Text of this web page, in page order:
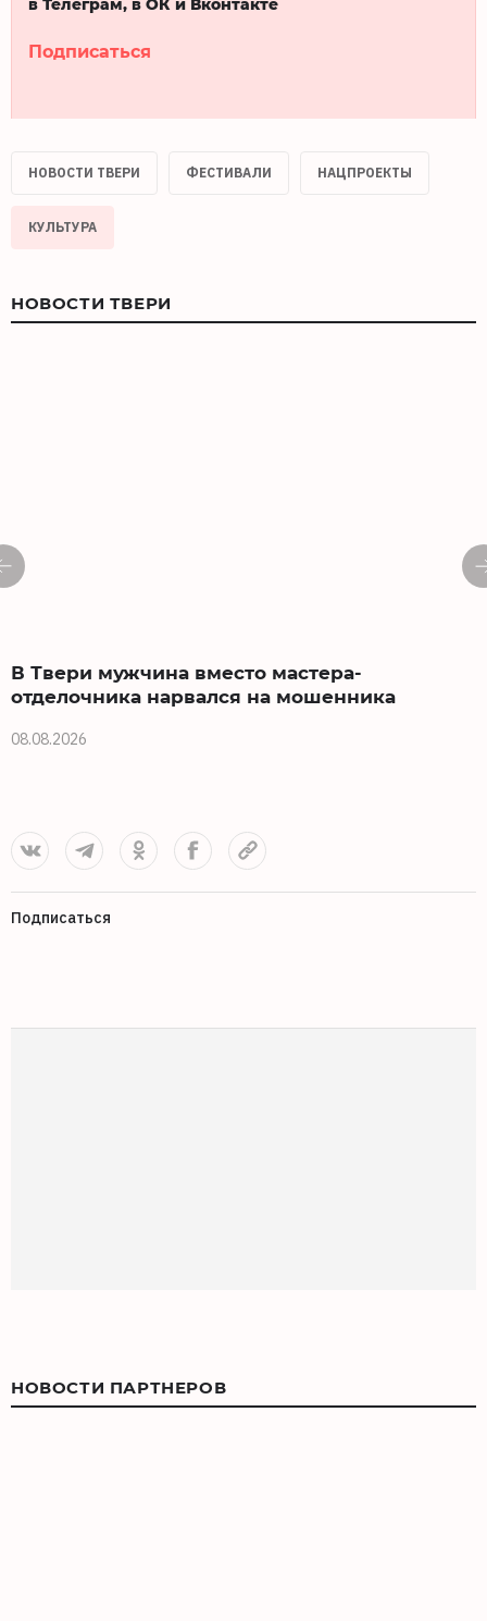
Подписаться
НОВОСТИ ТВЕРИ ФЕСТИВАЛИ НАЦПРОЕКТЫ
КУЛЬТУРА
НОВОСТИ ТВЕРИ
В Твери мужчина вместо мастера-
отделочника нарвался на мошенника
08.08.2026
Подписаться
НОВОСТИ ПАРТНЕРОВ